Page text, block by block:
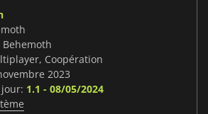
Coopération
2023
1.1 - 08/05/2024